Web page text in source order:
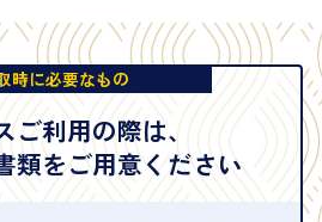
時に必要なもの
ご利用の際は、
類をご用意ください